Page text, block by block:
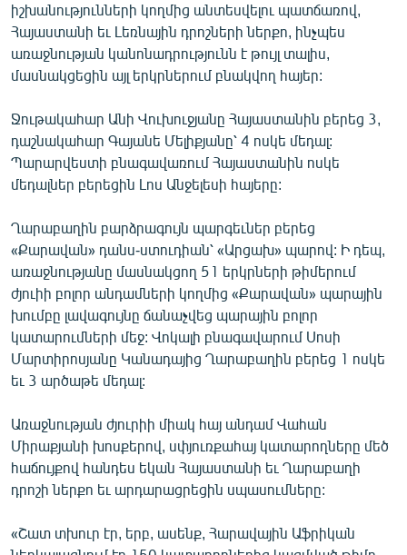
ՏՏ ԵՒ ԻՆՏԵՐՆԵՏ
ԿՈՐՈՆԱՎԻՐՈՒՍ
ԱՐԽԻՎ
ՏԵՍԱՆՅՈՒԹԵՐ
ԲԱՆԱՎԵՃ
ՁԳՏԵԼՈՎ ԼԱՎԱԳՈՒՅՆԻՆ
Հայերեն
English
Русский
ՀԵՏԵՎԵՔ ՄԵԶ
«Ազատության» բոլոր կայքերը
իշխանությունների կողմից անտեսվելու պատճառով,
Հայաստանի եւ Լեռնային դրոշների ներքո, ինչպես
առաջնության կանոնադրությունն է թույլ տալիս,
մասնակցեցին այլ երկրներում բնակվող հայեր:
Ջութակահար Անի Վուխուջյանը Հայաստանին բերեց 3,
դաշնակահար Գայանե Մելիքյանը՝ 4 ոսկե մեդալ:
Պարարվեստի բնագավառում Հայաստանին ոսկե
մեդալներ բերեցին Լոս Անջելեսի հայերը:
Ղարաբաղին բարձրագույն պարգեւներ բերեց
«Քարավան» դանս-ստուդիան՝ «Արցախ» պարով: Ի դեպ,
առաջնությանը մասնակցող 51 երկրների թիմերում
ժյուիի բոլոր անդամների կողմից «Քարավան» պարային
խումբը լավագույնը ճանաչվեց պարային բոլոր
կատարումների մեջ: Վոկալի բնագավարում Սոսի
Մարտիրոսյանը Կանադայից Ղարաբաղին բերեց 1 ոսկե
եւ 3 արծաթե մեդալ:
Առաջնության ժյուրիի միակ հայ անդամ Վահան
Միրաքյանի խոսքերով, սփյուռքահայ կատարողները մեծ
հաճույքով հանդես եկան Հայաստանի եւ Ղարաբաղի
դրոշի ներքո եւ արդարացրեցին սպասումները:
«Շատ տխուր էր, երբ, ասենք, Հարավային Աֆրիկան